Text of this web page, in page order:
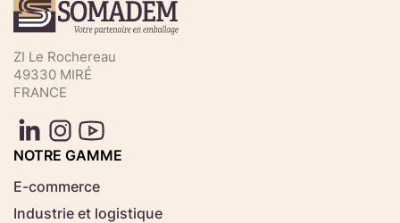
commande rapide
Aucun fichier
ZI Le Rochereau
49330 MIRÉ
FRANCE
NOTRE GAMME
E-commerce
Industrie et logistique